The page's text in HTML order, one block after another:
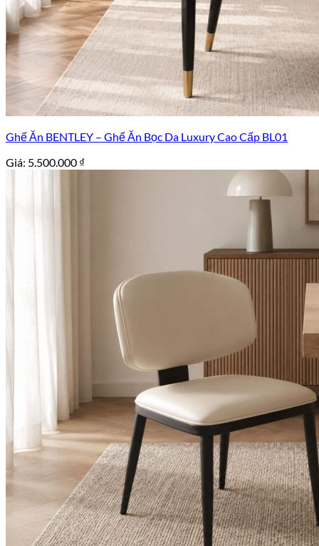
Ghế Ăn BENTLEY – Ghế Ăn Bọc Da Luxury Cao Cấp BL01
Giá: 5.500.000 ₫